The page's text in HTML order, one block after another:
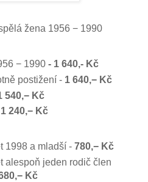
žena 1956 − 1990
− 1990 - 1 640,- Kč
postižení - 1 640,− Kč
540,− Kč
1 240,− Kč
1998 a mladší - 780,− Kč
alespoň jeden rodič člen
Kč